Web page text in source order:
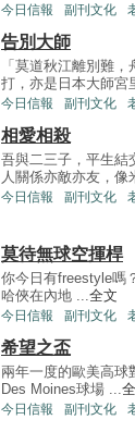
今日信報 副刊文化
告別大師
「莫道秋江離別難
打，亦是日本大師宮
今日信報 副刊文化
相愛相殺
吾與二三子，平生結
人關係亦敵亦友，像
今日信報 副刊文化
莫待無球空揮桿
你今日有freestyle嗎
哈俠在內地 ...全文
今日信報 副刊文化
希望之盃
兩年一度的歐美高球
Des Moines球場 ...
今日信報 副刊文化